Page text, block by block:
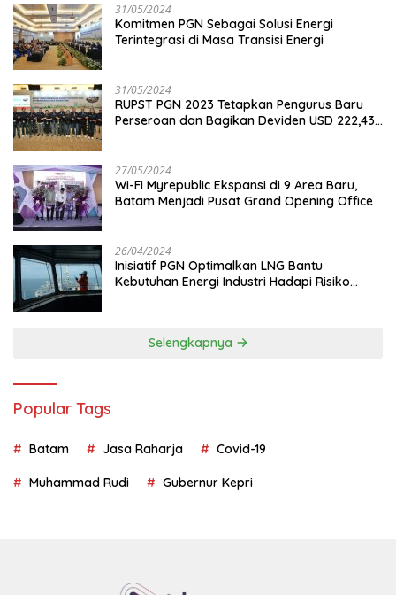
31/05/2024
Komitmen PGN Sebagai Solusi Energi
Terintegrasi di Masa Transisi Energi
31/05/2024
RUPST PGN 2023 Tetapkan Pengurus Baru
Perseroan dan Bagikan Deviden USD 222,43
27/05/2024
Wi-Fi Myrepublic Ekspansi di 9 Area Baru,
Batam Menjadi Pusat Grand Opening Office
26/04/2024
Inisiatif PGN Optimalkan LNG Bantu
Kebutuhan Energi Industri Hadapi Risiko
Selengkapnya
Popular Tags
Batam Jasa Raharja Covid-19
Muhammad Rudi Gubernur Kepri